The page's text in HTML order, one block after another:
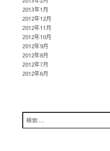
2013年1月
2012年12月
2012年11月
2012年10月
2012年9月
2012年8月
2012年7月
2012年6月